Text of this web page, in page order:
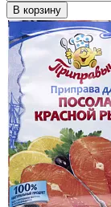
В корзину